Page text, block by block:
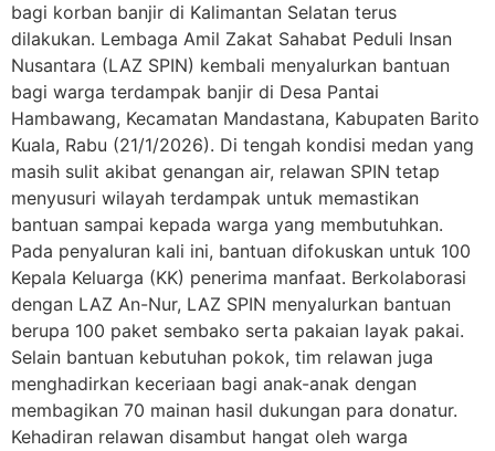
bagi korban banjir di Kalimantan Selatan terus
dilakukan. Lembaga Amil Zakat Sahabat Peduli Insan
Nusantara (LAZ SPIN) kembali menyalurkan bantuan
bagi warga terdampak banjir di Desa Pantai
Hambawang, Kecamatan Mandastana, Kabupaten Barito
Kuala, Rabu (21/1/2026). Di tengah kondisi medan yang
masih sulit akibat genangan air, relawan SPIN tetap
menyusuri wilayah terdampak untuk memastikan
bantuan sampai kepada warga yang membutuhkan.
Pada penyaluran kali ini, bantuan difokuskan untuk 100
Kepala Keluarga (KK) penerima manfaat. Berkolaborasi
dengan LAZ An-Nur, LAZ SPIN menyalurkan bantuan
berupa 100 paket sembako serta pakaian layak pakai.
Selain bantuan kebutuhan pokok, tim relawan juga
menghadirkan keceriaan bagi anak-anak dengan
membagikan 70 mainan hasil dukungan para donatur.
Kehadiran relawan disambut hangat oleh warga